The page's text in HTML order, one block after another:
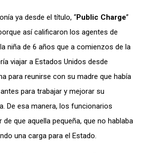
ya desde el título, “Public Charge”
así calificaron los agentes de
niña de 6 años que a comienzos de la
viajar a Estados Unidos desde
para reunirse con su madre que había
para trabajar y mejorar su
De esa manera, los funcionarios
que aquella pequeña, que no hablaba
una carga para el Estado.